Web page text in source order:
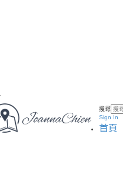
搜尋
Sign In
首頁